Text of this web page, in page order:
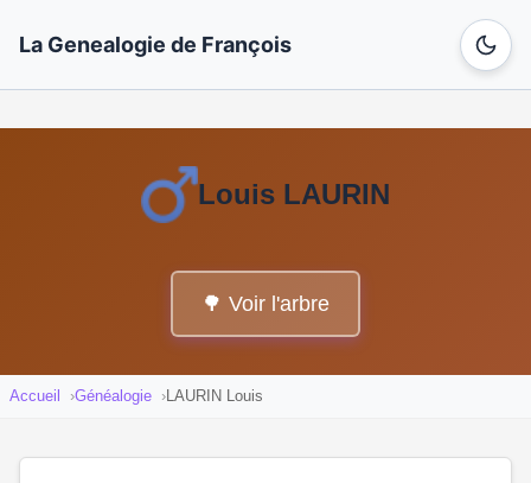
La Genealogie de François
Louis LAURIN
🌳 Voir l'arbre
Accueil Généalogie LAURIN Louis